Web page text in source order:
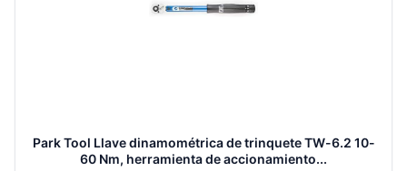
Park Tool Llave dinamométrica de trinquete TW-6.2 10-
60 Nm, herramienta de accionamiento...